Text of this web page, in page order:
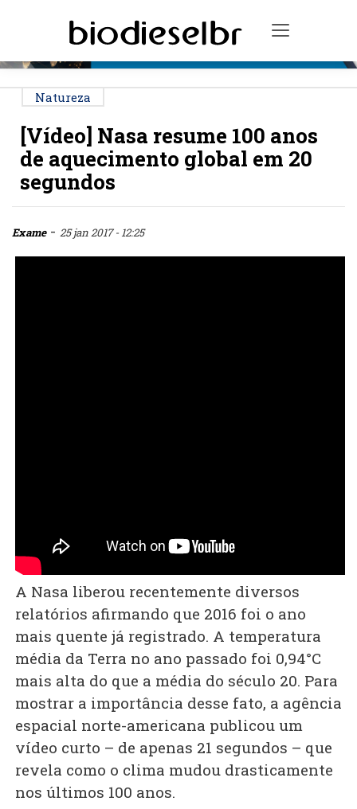
Toggle
Natureza
[Vídeo] Nasa resume 100 anos
de aquecimento global em 20
segundos
Exame- 25 jan 2017 - 12:25
A Nasa liberou recentemente diversos
relatórios afirmando que 2016 foi o ano
mais quente já registrado. A temperatura
média da Terra no ano passado foi 0,94°C
mais alta do que a média do século 20. Para
mostrar a importância desse fato, a agência
espacial norte-americana publicou um
vídeo curto – de apenas 21 segundos – que
revela como o clima mudou drasticamente
nos últimos 100 anos.